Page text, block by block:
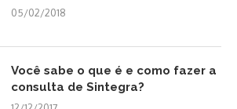
05/02/2018
Você sabe o que é e como fazer a
consulta de Sintegra?